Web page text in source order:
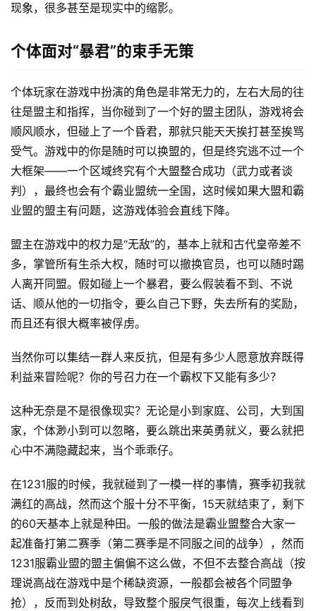
现象，很多甚至是现实中的缩影。
个体面对“暴君”的束手无策
个体玩家在游戏中扮演的角色是非常无力的，左右大局的往
往是盟主和指挥，当你碰到了一个好的盟主团队，游戏将会
顺风顺水，但碰上了一个昏君，那就只能天天挨打甚至挨骂
受气。游戏中的你是随时可以换盟的，但是终究逃不过一个
大框架——一个区域终究有个大盟整合成功（武力或者谈
判），最终也会有个霸业盟统一全国，这时候如果大盟和霸
业盟的盟主有问题，这游戏体验会直线下降。
盟主在游戏中的权力是“无敌”的，基本上就和古代皇帝差不
多，掌管所有生杀大权，随时可以撤换官员，也可以随时踢
人离开同盟。假如碰上一个暴君，要么假装看不到、不说
话、顺从他的一切指令，要么自己下野，失去所有的奖励，
而且还有很大概率被俘虏。
当然你可以集结一群人来反抗，但是有多少人愿意放弃既得
利益来冒险呢？你的号召力在一个霸权下又能有多少？
这种无奈是不是很像现实？无论是小到家庭、公司，大到国
家，个体渺小到可以忽略，要么跳出来英勇就义，要么就把
心中不满隐藏起来，当个乖乖仔。
在1231服的时候，我就碰到了一模一样的事情，赛季初我就
满红的高战，然而这个服十分不平衡，15天就结束了，剩下
的60天基本上就是种田。一般的做法是霸业盟整合大家一
起准备打第二赛季（第二赛季是不同服之间的战争），然而
1231服霸业盟的盟主偏偏不这么做，不但不去整合高战（按
理说高战在游戏中是个稀缺资源，一般都会被各个同盟争
抢），反而到处树敌，导致整个服戾气很重，每次上线看到